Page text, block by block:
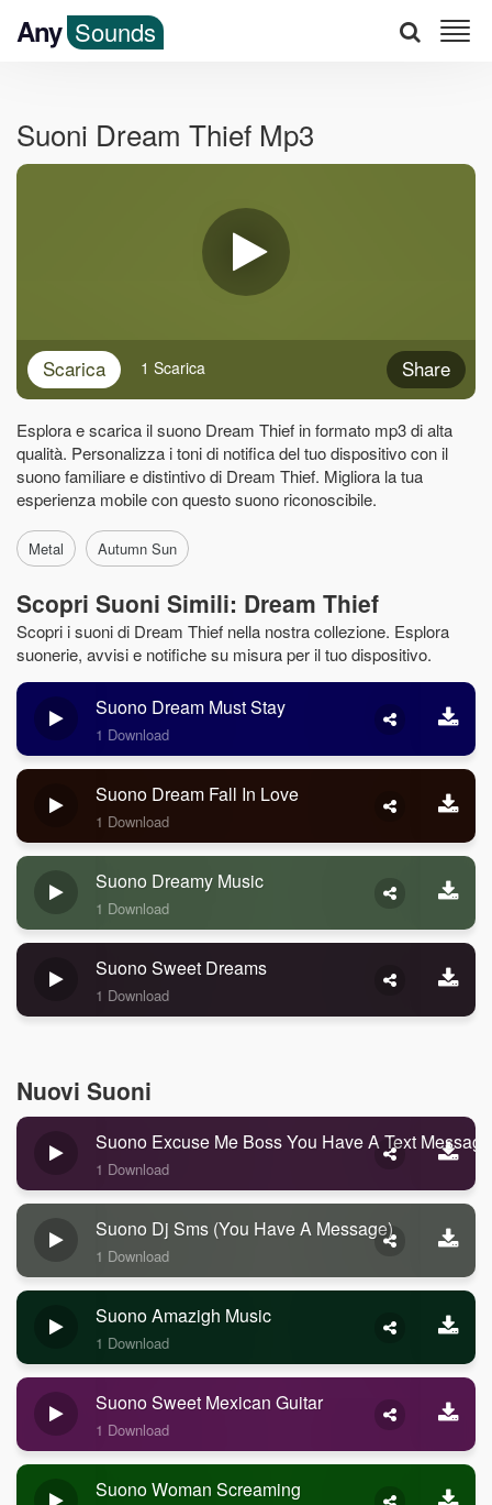
Any Sounds
Suoni Dream Thief Mp3
Scarica Share
1 Scarica
Esplora e scarica il suono Dream Thief in formato mp3 di alta
qualità. Personalizza i toni di notifica del tuo dispositivo con il
suono familiare e distintivo di Dream Thief. Migliora la tua
esperienza mobile con questo suono riconoscibile.
Metal Autumn Sun
Scopri Suoni Simili: Dream Thief
Scopri i suoni di Dream Thief nella nostra collezione. Esplora
suonerie, avvisi e notifiche su misura per il tuo dispositivo.
Suono Dream Must Stay
1 Download
Suono Dream Fall In Love
1 Download
Suono Dreamy Music
1 Download
Suono Sweet Dreams
1 Download
Nuovi Suoni
Suono Excuse Me Boss You Have A Text Message
1 Download
Suono Dj Sms (you Have A Message)
1 Download
Suono Amazigh Music
1 Download
Suono Sweet Mexican Guitar
1 Download
Suono Woman Screaming